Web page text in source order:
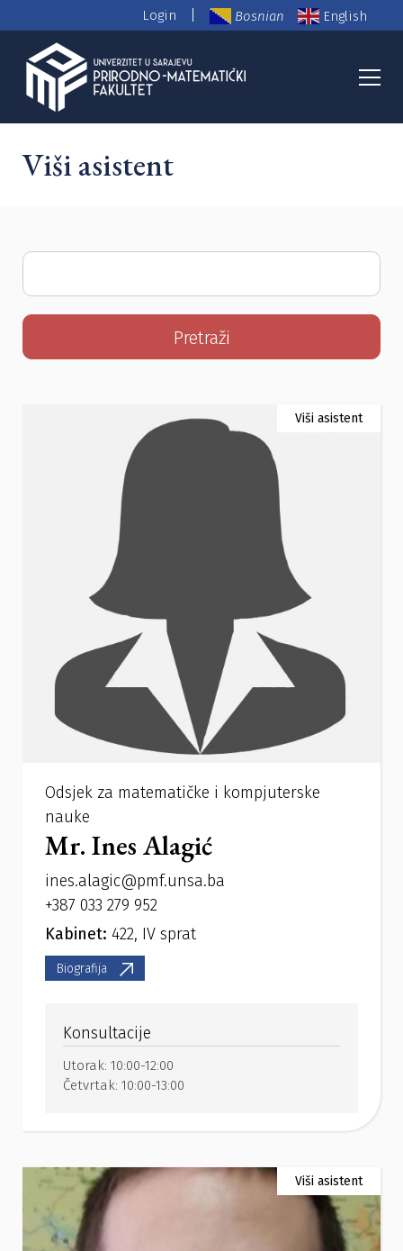
Login Bosnian English
PMF Nastavno osoblje
Viši asistent
Search
Viši asistent
Odsjek za matematičke i kompjuterske
nauke
Mr. Ines Alagić
ines.alagic@pmf.unsa.ba
+387 033 279 952
Kabinet: 422, IV sprat
Biografija
Konsultacije
Utorak: 10:00-12:00
Četvrtak: 10:00-13:00
Viši asistent